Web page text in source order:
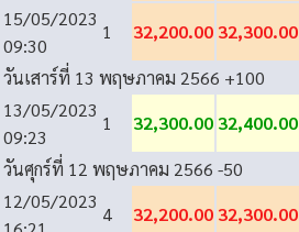
15/05/2023
09:30
1 32,200.00 32,300.00
วันเสาร์ที่ 13 พฤษภาคม 2566 +100
13/05/2023
09:23
1 32,300.00 32,400.00
วันศุกร์ที่ 12 พฤษภาคม 2566 -50
12/05/2023
4 32,200.00 32,300.00